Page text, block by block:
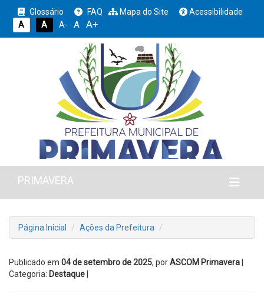
Glossário FAQ Mapa do Site
Acessibilidade
A
A A- A A+
PRIMAVERA
Página Inicial Ações da Prefeitura
Publicado em 04 de setembro de 2025, porASCOM Primavera
Categoria: Destaque